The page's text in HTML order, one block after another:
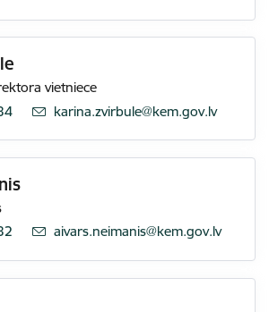
vietniece
E-pasts:
karina.zvirbule@kem.gov.lv
E-pasts:
aivars.neimanis@kem.gov.lv